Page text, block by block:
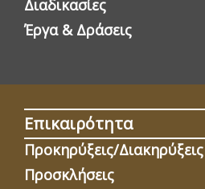
Διαδικασίες
Έργα & Δράσεις
Επικαιρότητα
Προκηρύξεις/Διακηρύξεις
Προσκλήσεις